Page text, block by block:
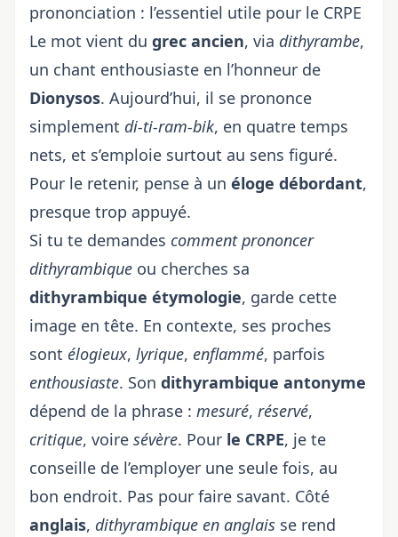
prononciation : l’essentiel utile pour le CRPE
Le mot vient du grec ancien, via dithyrambe,
un chant enthousiaste en l’honneur de
Dionysos. Aujourd’hui, il se prononce
simplement di-ti-ram-bik, en quatre temps
nets, et s’emploie surtout au sens figuré.
Pour le retenir, pense à un éloge débordant,
presque trop appuyé.
Si tu te demandes comment prononcer
dithyrambique ou cherches sa
dithyrambique étymologie, garde cette
image en tête. En contexte, ses proches
sont élogieux, lyrique, enflammé, parfois
enthousiaste. Son dithyrambique antonyme
dépend de la phrase : mesuré, réservé,
critique, voire sévère. Pour le CRPE, je te
conseille de l’employer une seule fois, au
bon endroit. Pas pour faire savant. Côté
anglais, dithyrambique en anglais se rend